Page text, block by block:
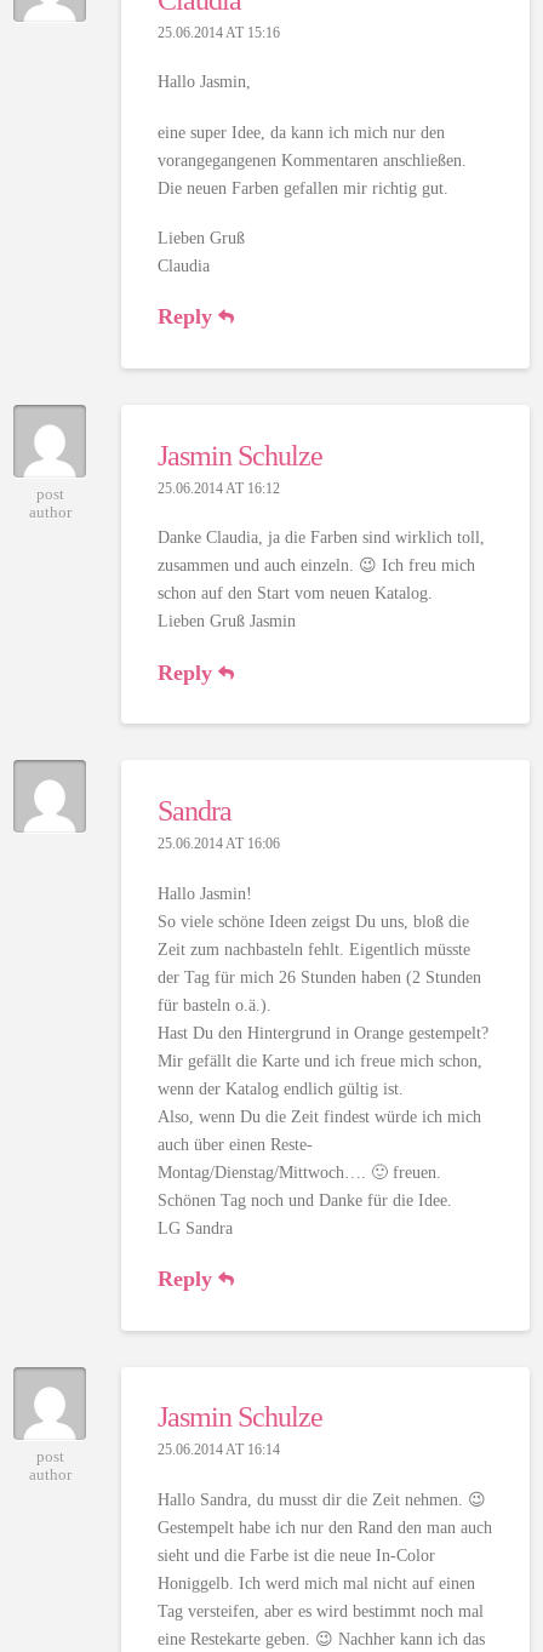
25.06.2014 AT 15:16
Hallo Jasmin,
eine super Idee, da kann ich mich nur den
vorangegangenen Kommentaren anschließen.
Die neuen Farben gefallen mir richtig gut.
Lieben Gruß
Claudia
Reply
post
author
Jasmin Schulze
25.06.2014 AT 16:12
Danke Claudia, ja die Farben sind wirklich toll,
zusammen und auch einzeln. 😉 Ich freu mich
schon auf den Start vom neuen Katalog.
Lieben Gruß Jasmin
Reply
Sandra
25.06.2014 AT 16:06
Hallo Jasmin!
So viele schöne Ideen zeigst Du uns, bloß die
Zeit zum nachbasteln fehlt. Eigentlich müsste
der Tag für mich 26 Stunden haben (2 Stunden
für basteln o.ä.).
Hast Du den Hintergrund in Orange gestempelt?
Mir gefällt die Karte und ich freue mich schon,
wenn der Katalog endlich gültig ist.
Also, wenn Du die Zeit findest würde ich mich
auch über einen Reste-
Montag/Dienstag/Mittwoch…. 🙂 freuen.
Schönen Tag noch und Danke für die Idee.
LG Sandra
Reply
post
author
Jasmin Schulze
25.06.2014 AT 16:14
Hallo Sandra, du musst dir die Zeit nehmen. 😉
Gestempelt habe ich nur den Rand den man auch
sieht und die Farbe ist die neue In-Color
Honiggelb. Ich werd mich mal nicht auf einen
Tag versteifen, aber es wird bestimmt noch mal
eine Restekarte geben. 😉 Nachher kann ich das